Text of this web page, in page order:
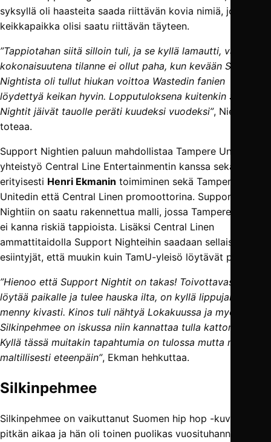
syksyllä oli haasteita saada riittävän kovia nimiä, jotta iso
keikkapaikka olisi saatu riittävän täyteen.
”Tappiotahan siitä silloin tuli, ja se kyllä lamautti, vaikka
kokonaisuutena tilanne ei ollut paha, kun kevään Support
Nightista oli tullut hiukan voittoa Wastedin fanien
löydettyä keikan hyvin. Lopputuloksena kuitenkin Support
Nightit jäivät tauolle peräti kuudeksi vuodeksi”, Niemistö
toteaa.
Support Nightien paluun mahdollistaa Tampere Unitedin
yhteistyö Central Line Entertainmentin kanssa sekä
erityisesti Henri Ekmanin toimiminen sekä Tampere
Unitedin että Central Linen promoottorina. Support
Nightiin on saatu rakennettua malli, jossa Tampere United
ei kanna riskiä tappioista. Lisäksi Central Linen
ammattitaidolla Support Nighteihin saadaan sellaiset
esiintyjät, että muukin kuin TamU-yleisö löytävät paikalle.
”Hienoo että Support Nightit on takas! Toivottavasti jengi
löytää paikalle ja tulee hauska ilta, on kyllä lippujakin
menny kivasti. Kinos tuli nähtyä Lokakuussa ja myös
Silkinpehmee on iskussa niin kannattaa tulla kattomaan.
Kyllä tässä muitakin tapahtumia on tulossa mutta mennään
maltillisesti eteenpäin”, Ekman hehkuttaa.
Silkinpehmee
Silkinpehmee on vaikuttanut Suomen hip hop -kuvioissa jo
pitkän aikaa ja hän oli toinen puolikas vuosituhannen